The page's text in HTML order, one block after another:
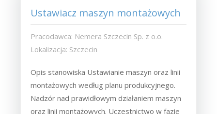
Ustawiacz maszyn montażowych
Pracodawca: Nemera Szczecin Sp. z o.o.
Lokalizacja: Szczecin
Opis stanowiska Ustawianie maszyn oraz linii
montażowych według planu produkcyjnego.
Nadzór nad prawidłowym działaniem maszyn
oraz linii montażowych. Uczestnictwo w fazie